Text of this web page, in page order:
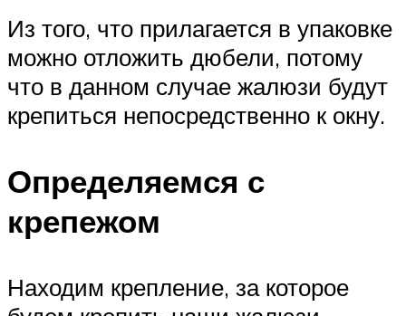
Из того, что прилагается в упаковке
можно отложить дюбели, потому
что в данном случае жалюзи будут
крепиться непосредственно к окну.
Определяемся с
крепежом
Находим крепление, за которое